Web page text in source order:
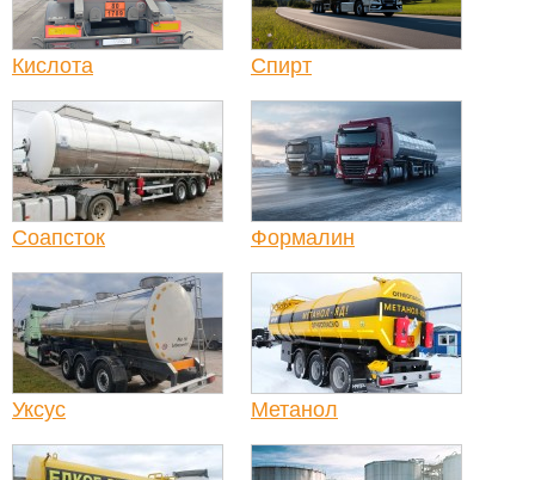
Кислота Спирт
Соапсток Формалин
Уксус Метанол